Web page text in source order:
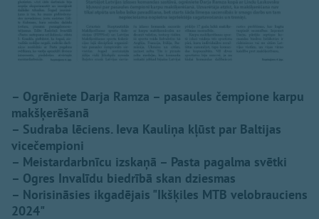
– Ogrēniete Darja Ramza – pasaules čempione karpu
makšķerēšanā
– Sudraba lēciens. Ieva Kauliņa kļūst par Baltijas
vicečempioni
– Meistardarbnīcu izskaņā – Pasta pagalma svētki
– Ogres Invalīdu biedrībā skan dziesmas
– Norisināsies ikgadējais "Ikšķiles MTB velobrauciens
2024"